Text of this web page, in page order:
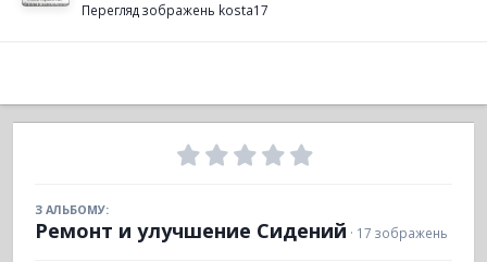
Перегляд зображень kosta17
З АЛЬБОМУ:
Ремонт и улучшение Сидений · 17 зображень